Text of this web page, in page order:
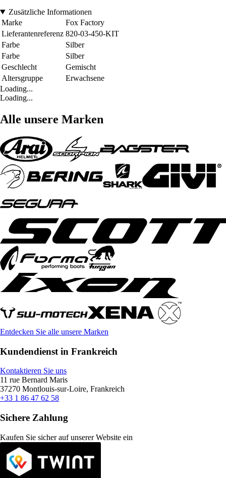
Zusätzliche Informationen
Marke
Fox Factory
Lieferantenreferenz 820-03-450-KIT
Farbe
Silber
Farbe
Silber
Geschlecht
Gemischt
Altersgruppe
Erwachsene
Loading...
Loading...
Alle unsere Marken
Entdecken Sie alle unsere Marken
Kundendienst in Frankreich
Kontaktieren Sie uns
11 rue Bernard Maris
37270 Montlouis-sur-Loire, Frankreich
+33 1 86 47 62 58
Sichere Zahlung
Kaufen Sie sicher auf unserer Website ein